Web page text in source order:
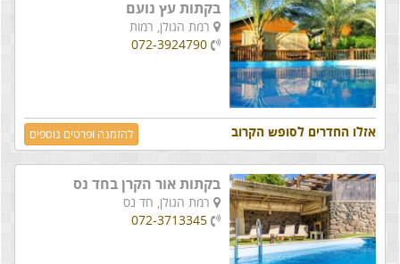
בקתות עץ נועם
רמת הגולן, רמות
072-3924790
אזלו החדרים לסופש הקרוב להזמנה ופרטים נוספים
בקתות אור הקרן בחד נס
רמת הגולן, חד נס
072-3713345